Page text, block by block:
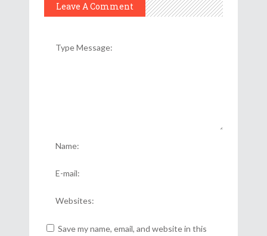
Leave A Comment
Save my name, email, and website in this